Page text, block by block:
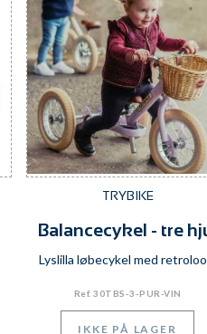
TRYBIKE
Balancecykel - tre
Lyslilla løbecykel med
Ref. 30TBS-3-PUR-VIN